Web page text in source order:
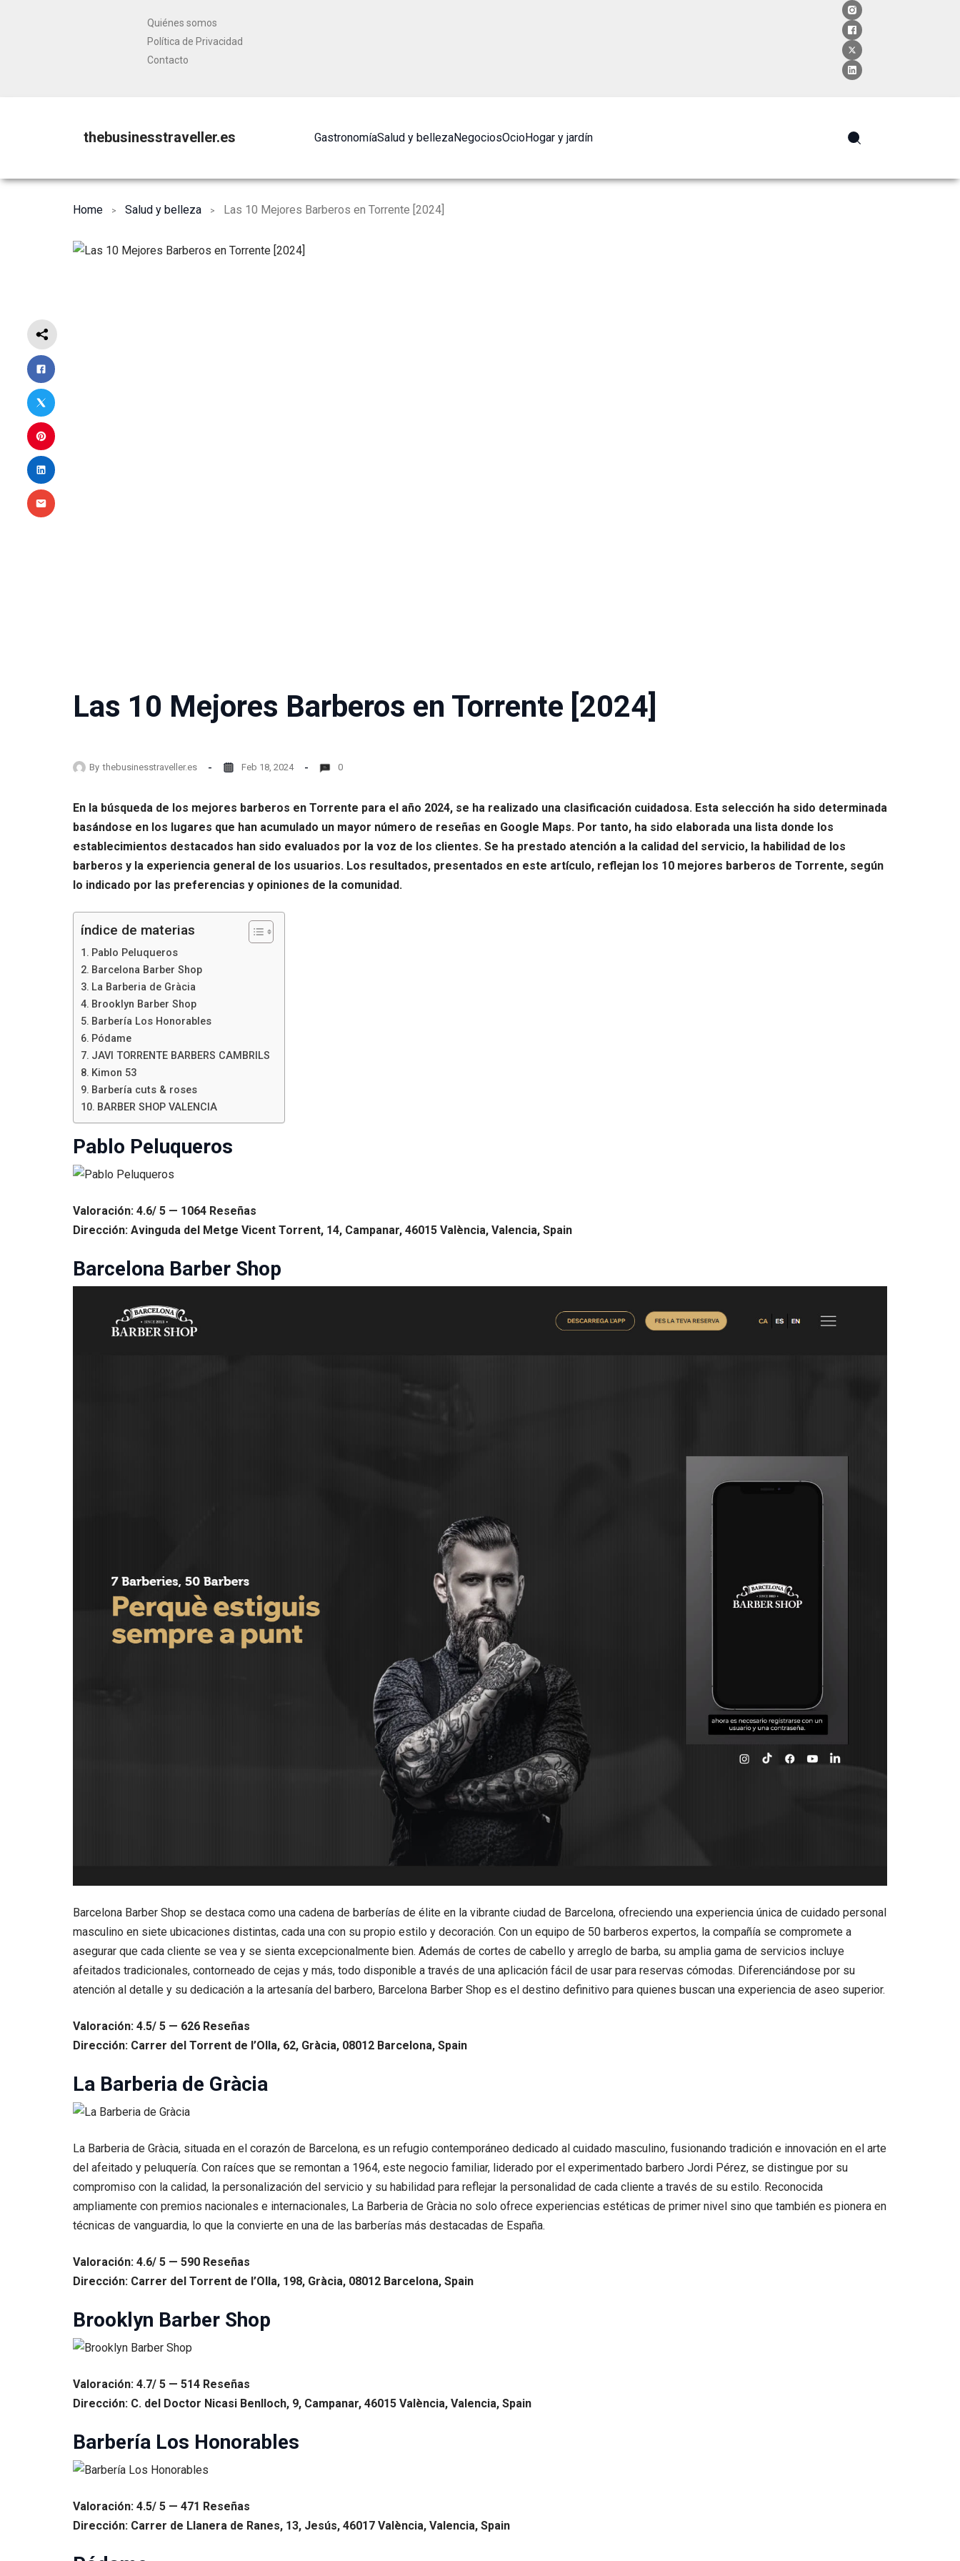
Quiénes somos
Política de Privacidad
Contacto
thebusinesstraveller.es GastronomíaSalud y bellezaNegociosOcioHogar y jardín
Home Salud y belleza Las 10 Mejores Barberos en Torrente [2024]
Las 10 Mejores Barberos en Torrente [2024]
By thebusinesstraveller.es Feb 18, 2024 0
En la búsqueda de los mejores barberos en Torrente para el año 2024, se ha realizado una clasificación cuidadosa. Esta selección ha sido determinada
basándose en los lugares que han acumulado un mayor número de reseñas en Google Maps. Por tanto, ha sido elaborada una lista donde los
establecimientos destacados han sido evaluados por la voz de los clientes. Se ha prestado atención a la calidad del servicio, la habilidad de los
barberos y la experiencia general de los usuarios. Los resultados, presentados en este artículo, reflejan los 10 mejores barberos de Torrente, según
lo indicado por las preferencias y opiniones de la comunidad.
índice de materias
Pablo Peluqueros
Barcelona Barber Shop
La Barberia de Gràcia
Brooklyn Barber Shop
Barbería Los Honorables
Pódame
JAVI TORRENTE BARBERS CAMBRILS
Kimon 53
Barbería cuts & roses
BARBER SHOP VALENCIA
Pablo Peluqueros
Valoración: 4.6/ 5 — 1064 Reseñas
Dirección: Avinguda del Metge Vicent Torrent, 14, Campanar, 46015 València, Valencia, Spain
Barcelona Barber Shop
Barcelona Barber Shop se destaca como una cadena de barberías de élite en la vibrante ciudad de Barcelona, ofreciendo una experiencia única de cuidado personal
masculino en siete ubicaciones distintas, cada una con su propio estilo y decoración. Con un equipo de 50 barberos expertos, la compañía se compromete a
asegurar que cada cliente se vea y se sienta excepcionalmente bien. Además de cortes de cabello y arreglo de barba, su amplia gama de servicios incluye
afeitados tradicionales, contorneado de cejas y más, todo disponible a través de una aplicación fácil de usar para reservas cómodas. Diferenciándose por su
atención al detalle y su dedicación a la artesanía del barbero, Barcelona Barber Shop es el destino definitivo para quienes buscan una experiencia de aseo superior.
Valoración: 4.5/ 5 — 626 Reseñas
Dirección: Carrer del Torrent de l’Olla, 62, Gràcia, 08012 Barcelona, Spain
La Barberia de Gràcia
La Barberia de Gràcia, situada en el corazón de Barcelona, es un refugio contemporáneo dedicado al cuidado masculino, fusionando tradición e innovación en el arte
del afeitado y peluquería. Con raíces que se remontan a 1964, este negocio familiar, liderado por el experimentado barbero Jordi Pérez, se distingue por su
compromiso con la calidad, la personalización del servicio y su habilidad para reflejar la personalidad de cada cliente a través de su estilo. Reconocida
ampliamente con premios nacionales e internacionales, La Barberia de Gràcia no solo ofrece experiencias estéticas de primer nivel sino que también es pionera en
técnicas de vanguardia, lo que la convierte en una de las barberías más destacadas de España.
Valoración: 4.6/ 5 — 590 Reseñas
Dirección: Carrer del Torrent de l’Olla, 198, Gràcia, 08012 Barcelona, Spain
Brooklyn Barber Shop
Valoración: 4.7/ 5 — 514 Reseñas
Dirección: C. del Doctor Nicasi Benlloch, 9, Campanar, 46015 València, Valencia, Spain
Barbería Los Honorables
Valoración: 4.5/ 5 — 471 Reseñas
Dirección: Carrer de Llanera de Ranes, 13, Jesús, 46017 València, Valencia, Spain